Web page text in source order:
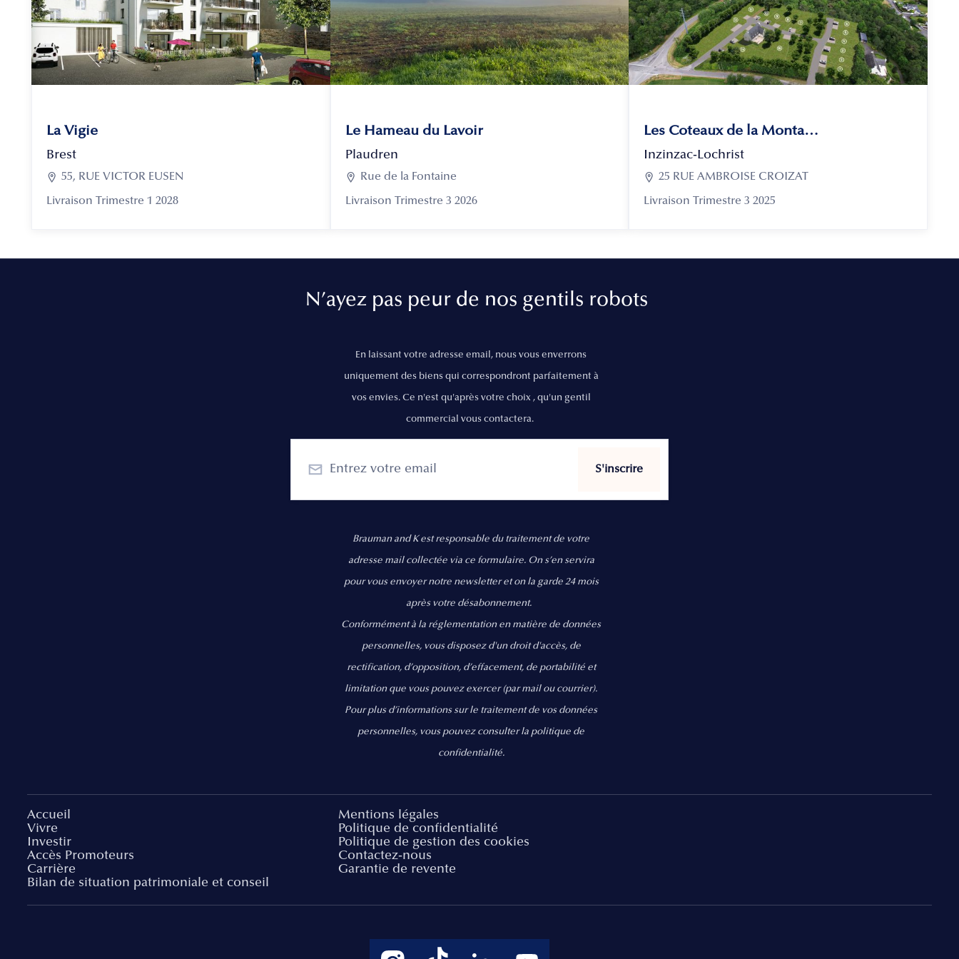
La Vigie
Brest
 55, RUE VICTOR EUSEN
Livraison Trimestre 1 2028
Le Hameau du Lavoir
Plaudren
 Rue de la Fontaine
Livraison Trimestre 3 2026
Les Coteaux de la Montagne
Inzinzac-Lochrist
 25 RUE AMBROISE CROIZAT
Livraison Trimestre 3 2025
N’ayez pas peur de nos gentils robots
En laissant votre adresse email, nous vous enverrons
uniquement des biens qui correspondront parfaitement à
vos envies. Ce n'est qu'après votre choix , qu'un gentil
commercial vous contactera.
Brauman and K est responsable du traitement de votre
adresse mail collectée via ce formulaire. On s’en servira
pour vous envoyer notre newsletter et on la garde 24 mois
après votre désabonnement.
Conformément à la réglementation en matière de données
personnelles, vous disposez d'un droit d'accès, de
rectification, d’opposition, d’effacement, de portabilité et
limitation que vous pouvez exercer(par mail ou courrier).
Pour plus d’informations sur le traitement de vos données
personnelles, vous pouvez consulter la politique de
confidentialité.
Accueil
Vivre
Investir
Accès Promoteurs
Carrière
Bilan de situation patrimoniale et conseil
Mentions légales
Politique de confidentialité
Politique de gestion des cookies
Contactez-nous
Garantie de revente